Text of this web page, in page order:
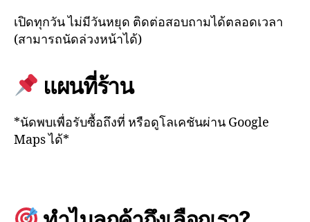
เปิดทุกวัน ไม่มีวันหยุด ติดต่อสอบถามได้ตลอดเวลา
(สามารถนัดล่วงหน้าได้)
แผนที่ร้าน
*นัดพบเพื่อรับซื้อถึงที่ หรือดูโลเคชันผ่าน Google
Maps ได้*